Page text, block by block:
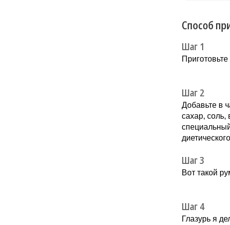
Способ
Шаг 1
Шаг 2
Добавьте в
сахар,
Шаг 3
Вот такой
Шаг 4
Глазурь я